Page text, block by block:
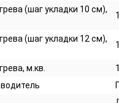
(шаг укладки 10 см),
(шаг укладки 12 см),
м.кв.